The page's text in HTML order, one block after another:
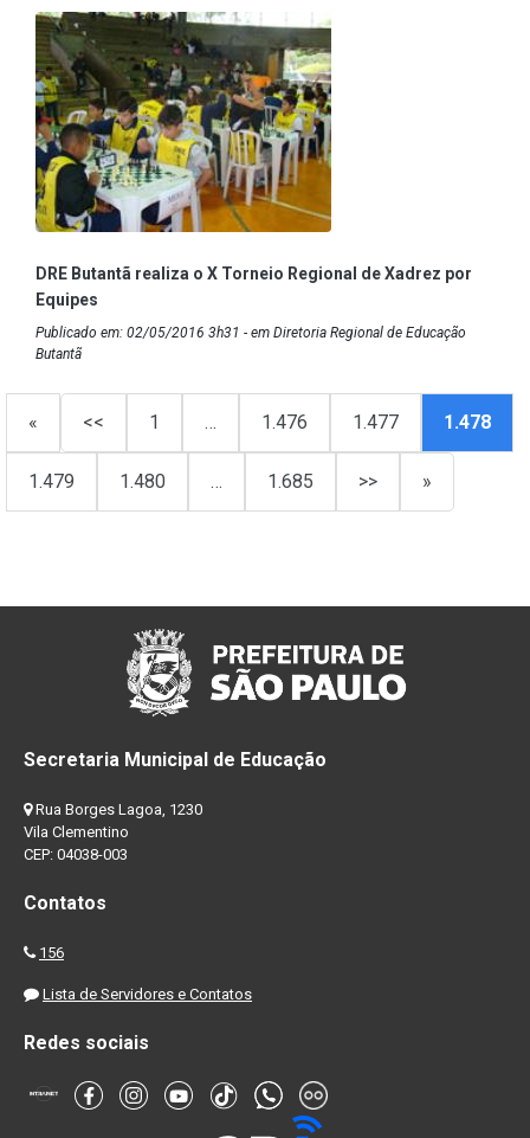
DRE Butantã realiza o X Torneio Regional de Xadrez por
Equipes
Publicado em: 02/05/2016 3h31 - em Diretoria Regional de Educação
Butantã
« << 1 … 1.476 1.477 1.478
1.479 1.480 … 1.685 >> »
Secretaria Municipal de Educação
Rua Borges Lagoa, 1230
Vila Clementino
CEP: 04038-003
Contatos
156
Lista de Servidores e Contatos
Redes sociais